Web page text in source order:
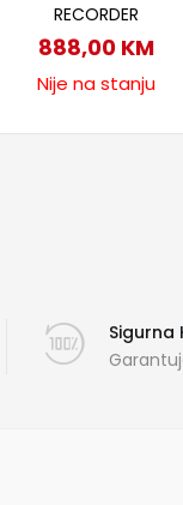
RECORDER
888,00 KM
Nije na stanju
Sigurna